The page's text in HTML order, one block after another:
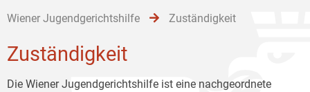
Wiener Jugendgerichtshilfe Zuständigkeit
Zuständigkeit
Die Wiener Jugendgerichtshilfe ist eine nachgeordnete